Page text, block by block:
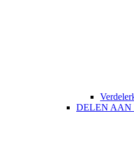
DELEN AAN